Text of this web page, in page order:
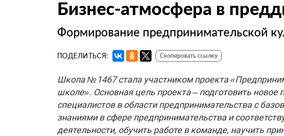
Бизнес-атмосфера в
Формирование предпринимательской
ПОДЕЛИТЬСЯ: Скопировать ссылку
Школа №1467 стала участником проекта
школе». Основная цель проекта – подготовить новое
специалистов в области предпринимательства с
знаниями в сфере предпринимательства и
деятельности, обучить работе в команде, научить